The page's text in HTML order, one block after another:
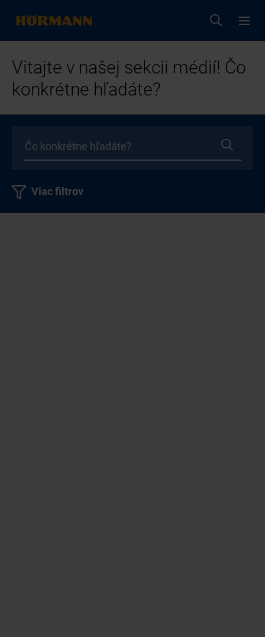
Vitajte v našej sekcii médií! Čo
konkrétne hľadáte?
Viac filtrov